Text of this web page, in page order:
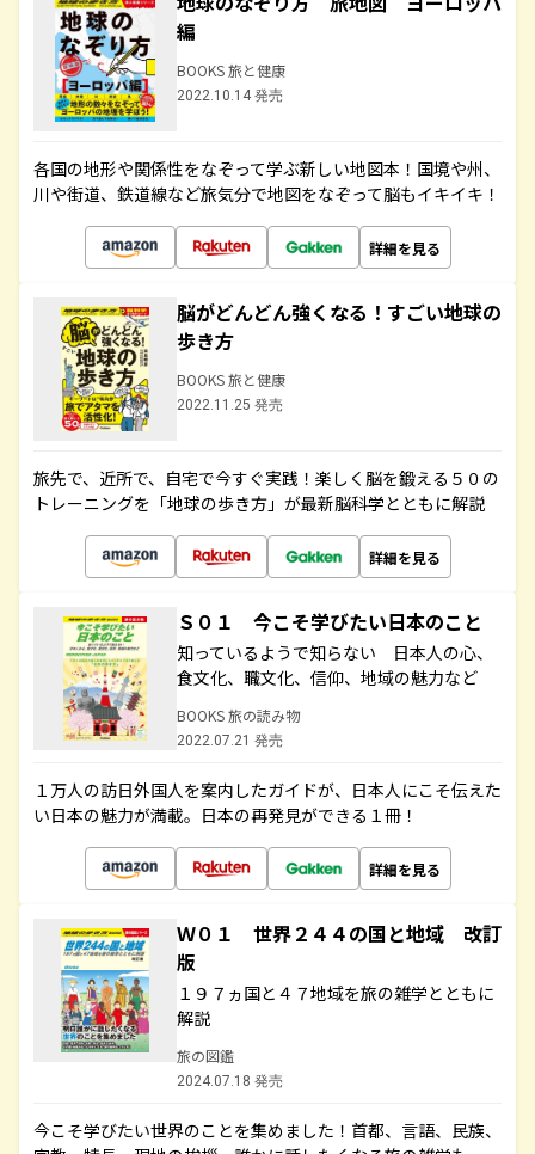
編
BOOKS 旅と健康
2022.10.14 発売
各国の地形や関係性をなぞって学ぶ新しい地図本！国境や州、
川や街道、鉄道線など旅気分で地図をなぞって脳もイキイキ！
詳細を見る
脳がどんどん強くなる！すごい地球の
歩き方
BOOKS 旅と健康
2022.11.25 発売
旅先で、近所で、自宅で今すぐ実践！楽しく脳を鍛える５０の
トレーニングを「地球の歩き方」が最新脳科学とともに解説
詳細を見る
Ｓ０１ 今こそ学びたい日本のこと
知っているようで知らない 日本人の心、
食文化、職文化、信仰、地域の魅力など
BOOKS 旅の読み物
2022.07.21 発売
１万人の訪日外国人を案内したガイドが、日本人にこそ伝えた
い日本の魅力が満載。日本の再発見ができる１冊！
詳細を見る
Ｗ０１ 世界２４４の国と地域 改訂
版
１９７ヵ国と４７地域を旅の雑学とともに
解説
旅の図鑑
2024.07.18 発売
今こそ学びたい世界のことを集めました！首都、言語、民族、